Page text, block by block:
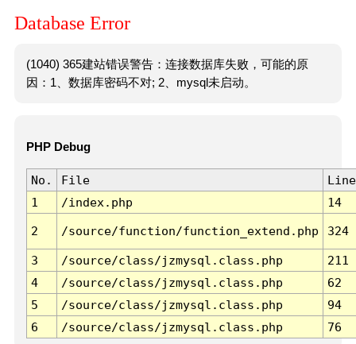
Database Error
(1040) 365建站错误警告：连接数据库失败，可能的原
因：1、数据库密码不对; 2、mysql未启动。
PHP Debug
No. File
Line
1
/index.php 14
2 /source/function/function_extend.php 324
3 /source/class/jzmysql.class.php
211
4
/source/class/jzmysql.class.php
62
5
/source/class/jzmysql.class.php
94
6
/source/class/jzmysql.class.php 76